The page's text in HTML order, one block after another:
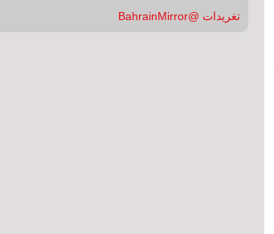
تغريدات @BahrainMirror